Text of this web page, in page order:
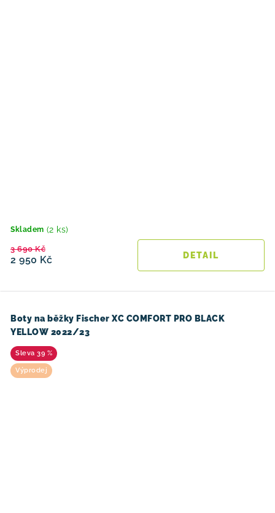
Skladem (2 ks)
2 950 Kč
3 690 Kč
Boty na běžky Fischer XC COMFORT PRO BLACK
YELLOW 2022/23
39 %
Výprodej